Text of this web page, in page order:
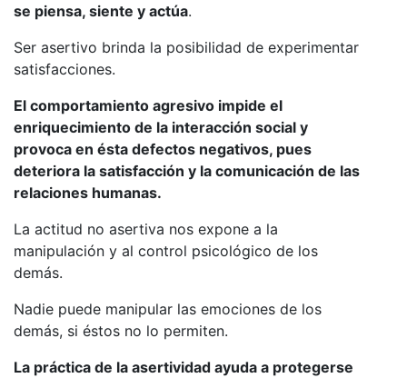
se piensa, siente y actúa.
Ser asertivo brinda la posibilidad de experimentar
satisfacciones.
El comportamiento agresivo impide el
enriquecimiento de la interacción social y
provoca en ésta defectos negativos, pues
deteriora la satisfacción y la comunicación de las
relaciones humanas.
La actitud no asertiva nos expone a la
manipulación y al control psicológico de los
demás.
Nadie puede manipular las emociones de los
demás, si éstos no lo permiten.
La práctica de la asertividad ayuda a protegerse